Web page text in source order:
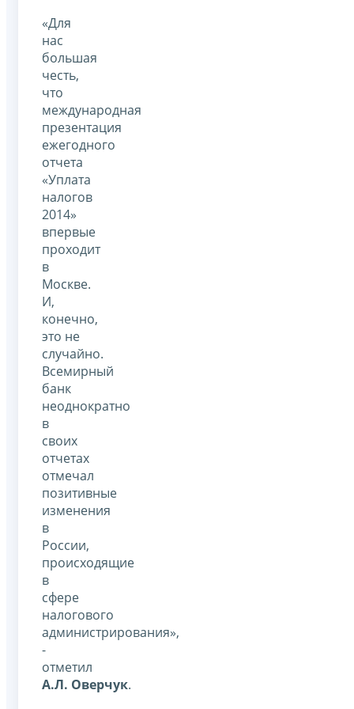
«Для
нас
большая
честь,
что
международная
презентация
ежегодного
отчета
«Уплата
налогов
2014»
впервые
проходит
в
Москве.
И,
конечно,
это не
случайно.
Всемирный
банк
неоднократно
в
своих
отчетах
отмечал
позитивные
изменения
в
России,
происходящие
в
сфере
налогового
администрирования»,
-
отметил
А.Л. Оверчук.